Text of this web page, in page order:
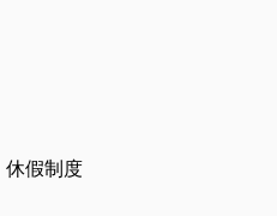
休假制度